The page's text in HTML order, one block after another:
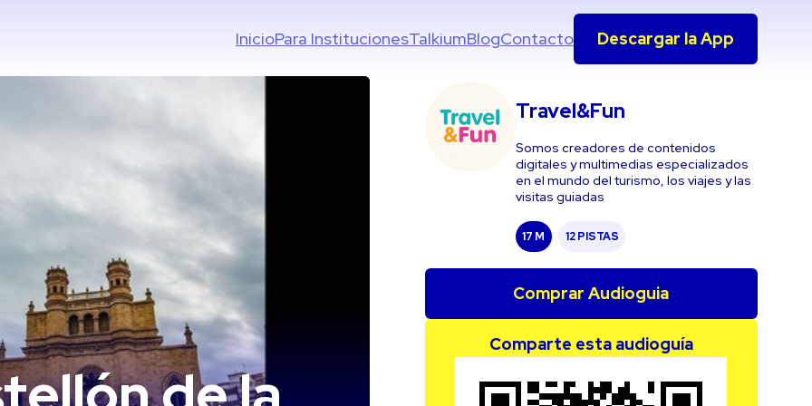
InicioPara InstitucionesTalkiumBlogContacto Descargar la App
Travel&Fun
Somos creadores de contenidos
digitales y multimedias especializados
en el mundo del turismo, los viajes y las
visitas guiadas
17 M 12 PISTAS
Comprar Audioguia
Comparte esta audioguía